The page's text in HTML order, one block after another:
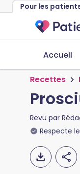
Pour les
Accueil
Recettes
Revu par
Respecte